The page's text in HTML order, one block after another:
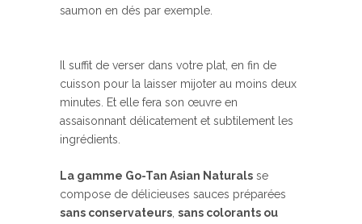
saumon en dés par exemple.
Il suffit de verser dans votre plat, en fin de
cuisson pour la laisser mijoter au moins deux
minutes. Et elle fera son œuvre en
assaisonnant délicatement et subtilement les
ingrédients.
La gamme Go-Tan Asian Naturals se
compose de délicieuses sauces préparées
sans conservateurs, sans colorants ou